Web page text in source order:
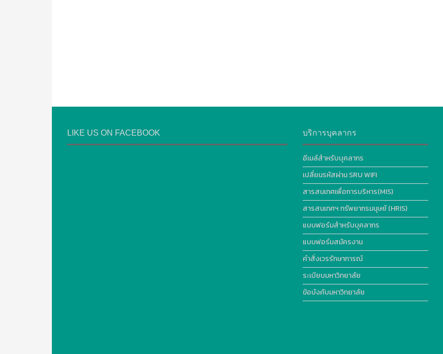
LIKE US ON FACEBOOK บริการบุคลากร
อีเมล์สำหรับบุคลากร
เปลี่ยนรหัสผ่าน SRU WIFI
สารสนเทศเพื่อการบริหาร(MIS)
สารสนเทศฯ ทรัพยากรมนุษย์ (HRIS)
แบบฟอร์มสำหรับบุคลากร
แบบฟอร์มสมัครงาน
คำสั่งเวรรักษาการณ์
ระเบียบมหาวิทยาลัย
ข้อบังคับมหาวิทยาลัย